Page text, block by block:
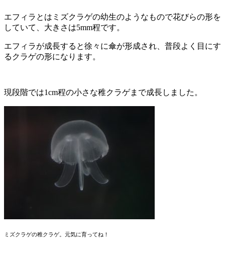
エフィラとはミズクラゲの幼生のようなもので花びらの形を
していて、大きさは5mm程です。
エフィラが成長すると徐々に傘が形成され、普段よく目にす
るクラゲの形になります。
現段階では1cm程の小さな稚クラゲまで成長しました。
ミズクラゲの稚クラゲ。元気に育ってね！